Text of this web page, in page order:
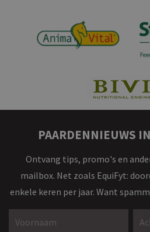
PAARDENNIEUWS
Ontvang tips, promo's en
mailbox. Net zoals EquiFyt:
enkele keren per jaar. Want